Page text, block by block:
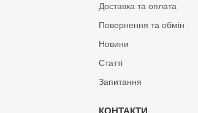
Доставка та оплата
Повернення та обмін
Новини
Статті
Запитання